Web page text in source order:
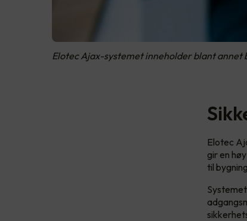
Elotec Ajax-systemet inneholder blant
Elotec
gir en
til